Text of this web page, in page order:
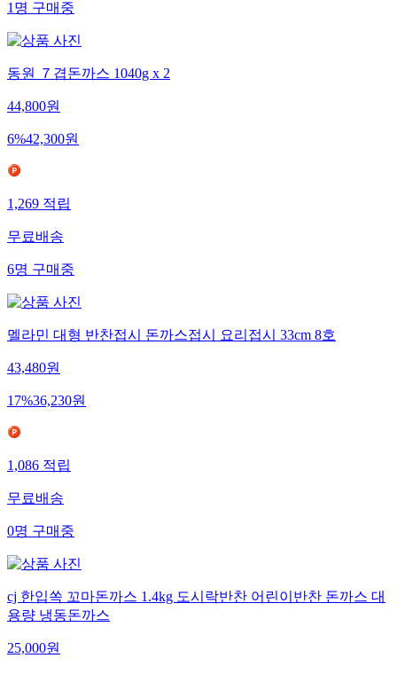
1명구매중
동원 ７겹돈까스 1040g x 2
44,800원
6%42,300원
1,269적립
무료배송
6명구매중
멜라민 대형 반찬접시 돈까스접시 요리접시 33cm 8호
43,480원
17%36,230원
1,086적립
무료배송
0명구매중
cj 한입쏙 꼬마돈까스 1.4kg 도시락반찬 어린이반찬 돈까스 대
용량 냉동돈까스
25,000원